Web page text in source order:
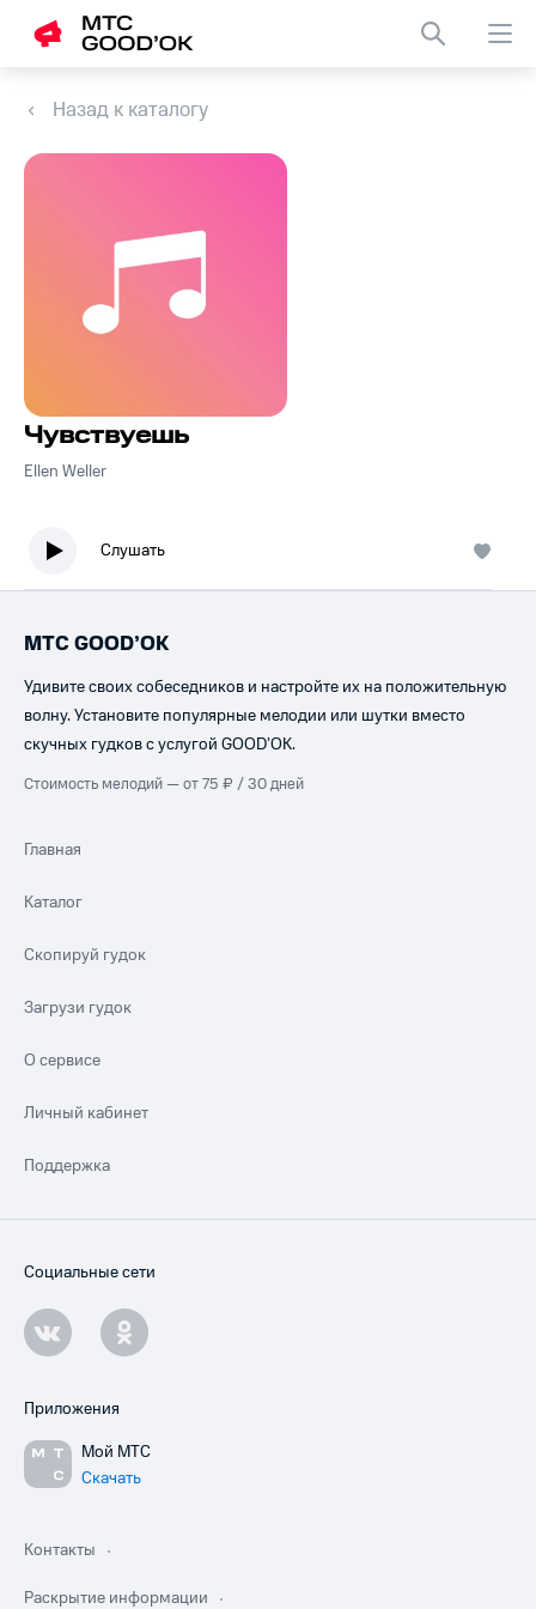
Назад к каталогу
Чувствуешь
Ellen Weller
Слушать
МТС GOOD’OK
Удивите своих собеседников и настройте их на положительную
волну. Установите популярные мелодии или шутки вместо
скучных гудков с услугой GOOD’OK.
Стоимость мелодий — от 75 ₽ / 30 дней
Главная
Каталог
Скопируй гудок
Загрузи гудок
О сервисе
Личный кабинет
Поддержка
Социальные сети
Приложения
Мой МТС
Скачать
Контакты
Раскрытие информации